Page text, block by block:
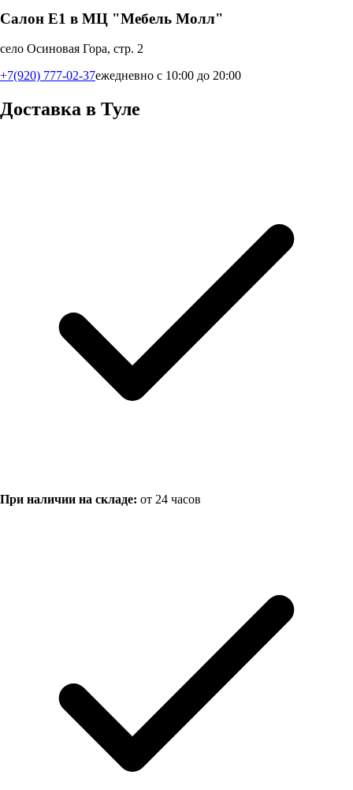
Салон Е1 в МЦ "Мебель Молл"
село Осиновая Гора, стр. 2
+7(920) 777-02-37ежедневно с 10:00 до 20:00
Доставка в Туле
При наличии на складе: от 24 часов